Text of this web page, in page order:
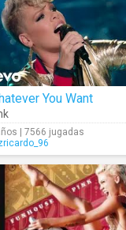
You Want
| 7566 jugadas